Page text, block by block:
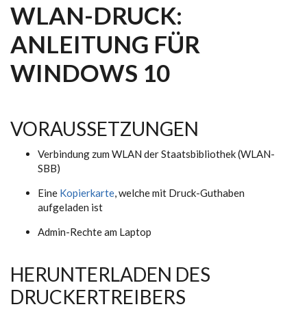
WLAN-DRUCK:
ANLEITUNG FÜR
WINDOWS 10
VORAUSSETZUNGEN
Verbindung zum WLAN der Staatsbibliothek (WLAN-
SBB)
Eine Kopierkarte, welche mit Druck-Guthaben
aufgeladen ist
Admin-Rechte am Laptop
HERUNTERLADEN DES
DRUCKERTREIBERS